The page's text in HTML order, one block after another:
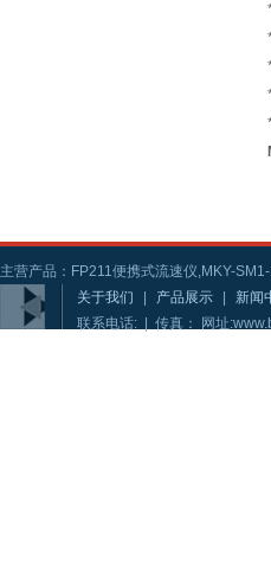
主营产品：FP211便携式流速仪,MKY-
关于我们
产品展示 新闻
联系电话: | 传真： 网址